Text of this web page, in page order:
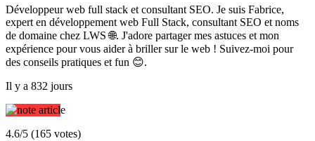
Développeur web full stack et consultant SEO. Je suis Fabrice,
expert en développement web Full Stack, consultant SEO et noms
de domaine chez LWS 🌐. J'adore partager mes astuces et mon
expérience pour vous aider à briller sur le web ! Suivez-moi pour
des conseils pratiques et fun 😊.
Il y a 832 jours
4.6/5 (165 votes)